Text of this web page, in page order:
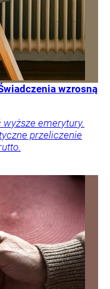
wzrosną
emerytury.
przeliczenie